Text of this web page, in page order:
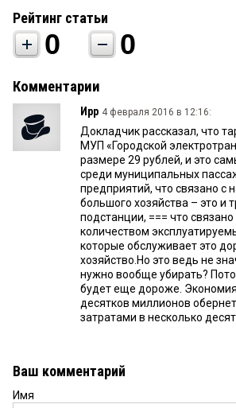
Рейтинг статьи
0 0
Комментарии
Ирр 4 февраля 2016 в 12:16:
Докладчик рассказал, что
МУП «Городской
размере 29 рублей, и это
среди муниципальных
предприятий, что связано с
большого хозяйства – это и
подстанции, === что
количеством
которые обслуживает это
хозяйство.Но это ведь не
нужно вообще убирать?
будет еще дороже. Экономия
десятков миллионов
затратами в несколько
Ваш комментарий
Имя